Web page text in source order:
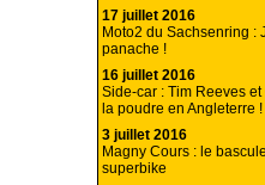
17 juillet 2016
Moto2 du Sachsenring :
panache !
16 juillet 2016
Side-car : Tim Reeves
la poudre en Angleterre !
3 juillet 2016
Magny Cours : le
superbike